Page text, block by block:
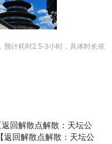
预计耗时2.5-3小时，具体时长依
回解散点解散：天坛公
返回解散点解散：天坛公